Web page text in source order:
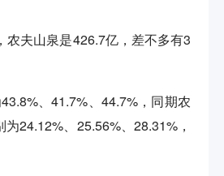
夫山泉是426.7亿，差不多有3
、41.7%、44.7%，同期农
24.12%、25.56%、28.31%，